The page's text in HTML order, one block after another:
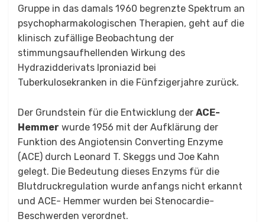
Gruppe in das damals 1960 begrenzte Spektrum an
psychopharmakologischen Therapien, geht auf die
klinisch zufällige Beobachtung der
stimmungsaufhellenden Wirkung des
Hydrazidderivats Iproniazid bei
Tuberkulosekranken in die Fünfzigerjahre zurück.
Der Grundstein für die Entwicklung der ACE-
Hemmer wurde 1956 mit der Aufklärung der
Funktion des Angiotensin Converting Enzyme
(ACE) durch Leonard T. Skeggs und Joe Kahn
gelegt. Die Bedeutung dieses Enzyms für die
Blutdruckregulation wurde anfangs nicht erkannt
und ACE- Hemmer wurden bei Stenocardie-
Beschwerden verordnet.